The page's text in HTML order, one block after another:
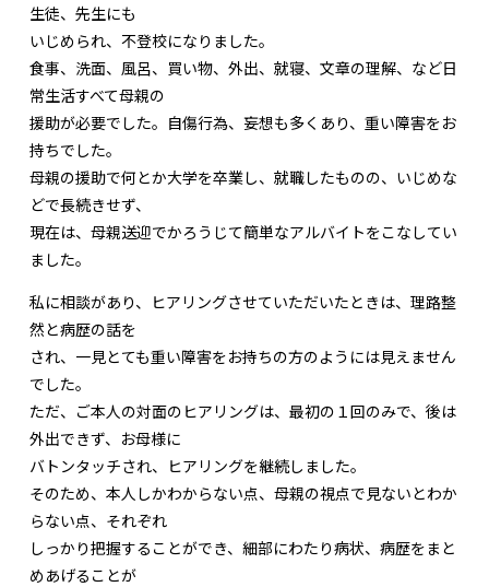
心疾患
腎疾患・糖尿病・肝疾患
難病・がん・その他
障害年金制度の動向
障害年金の基礎知識
障害年金の種類
障害年金の受給額
生徒、先生にも
いじめられ、不登校になりました。
食事、洗面、風呂、買い物、外出、就寝、文章の理解、など日
常生活すべて母親の
援助が必要でした。自傷行為、妄想も多くあり、重い障害をお
持ちでした。
母親の援助で何とか大学を卒業し、就職したものの、いじめな
どで長続きせず、
現在は、母親送迎でかろうじて簡単なアルバイトをこなしてい
ました。
私に相談があり、ヒアリングさせていただいたときは、理路整
然と病歴の話を
され、一見とても重い障害をお持ちの方のようには見えません
でした。
ただ、ご本人の対面のヒアリングは、最初の１回のみで、後は
外出できず、お母様に
バトンタッチされ、ヒアリングを継続しました。
そのため、本人しかわからない点、母親の視点で見ないとわか
らない点、それぞれ
しっかり把握することができ、細部にわたり病状、病歴をまと
めあげることが